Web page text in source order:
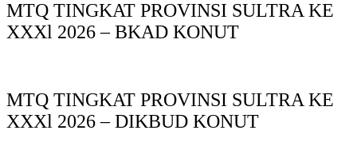
MTQ TINGKAT PROVINSI SULTRA KE
XXXl 2026 – BKAD KONUT
MTQ TINGKAT PROVINSI SULTRA KE
XXXl 2026 – DIKBUD KONUT